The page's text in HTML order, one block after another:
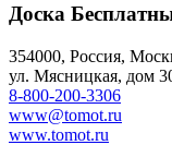
Доска
354000, Россия,
ул. Мясницкая, дом
8-800-200-3306
www@tomot.ru
www.tomot.ru